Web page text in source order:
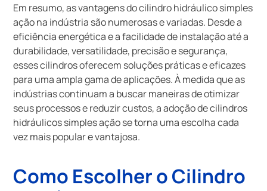
Em resumo, as vantagens do cilindro hidráulico simples
ação na indústria são numerosas e variadas. Desde a
eficiência energética e a facilidade de instalação até a
durabilidade, versatilidade, precisão e segurança,
esses cilindros oferecem soluções práticas e eficazes
para uma ampla gama de aplicações. À medida que as
indústrias continuam a buscar maneiras de otimizar
seus processos e reduzir custos, a adoção de cilindros
hidráulicos simples ação se torna uma escolha cada
vez mais popular e vantajosa.
Como Escolher o Cilindro